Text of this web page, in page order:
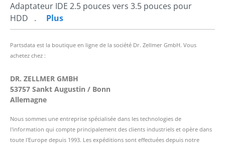
Adaptateur IDE 2.5 pouces vers 3.5 pouces pour
HDD . Plus
Partsdata est la boutique en ligne de la société Dr. Zellmer GmbH. Vous
achetez chez :
DR. ZELLMER GMBH
53757 Sankt Augustin / Bonn
Allemagne
Nous sommes une entreprise spécialisée dans les technologies de
l'information qui compte principalement des clients industriels et opère dans
toute l'Europe depuis 1993. Les expéditions sont effectuées depuis notre